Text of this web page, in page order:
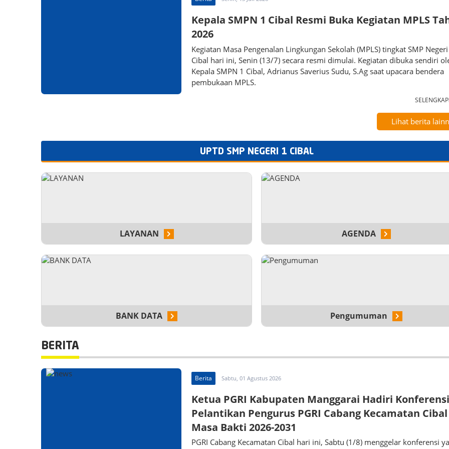
Kepala SMPN 1 Cibal Resmi Buka Kegiatan MPLS
2026
Kegiatan Masa Pengenalan Lingkungan Sekolah (MPLS) tingkat SMP Negeri
Cibal hari ini, Senin (13/7) secara resmi dimulai. Kegiatan dibuka sendiri
Kepala SMPN 1 Cibal, Adrianus Saverius Sudu, S.Ag saat upacara bendera
pembukaan MPLS.
Lihat berita
UPTD SMP NEGERI 1 CIBAL
LAYANAN AGENDA
BANK DATA Pengumuman
BERITA
Berita Sabtu, 01 Agustus 2026
Ketua PGRI Kabupaten Manggarai Hadiri
Pelantikan Pengurus PGRI Cabang Kecamatan Cibal
Masa Bakti 2026-2031
PGRI Cabang Kecamatan Cibal hari ini, Sabtu (1/8) menggelar konferensi